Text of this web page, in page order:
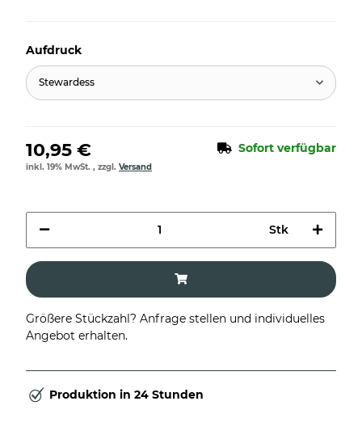
Aufdruck
Stewardess
10,95 € Sofort verfügbar
inkl. 19% MwSt. , zzgl. Versand
Stk
Größere Stückzahl? Anfrage stellen und individuelles
Angebot erhalten.
Produktion in 24 Stunden